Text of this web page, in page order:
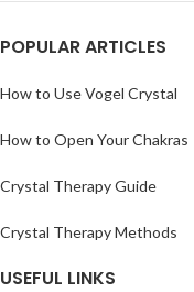
POPULAR ARTICLES
How to Use Vogel Crystal
How to Open Your Chakras
Crystal Therapy Guide
Crystal Therapy Methods
USEFUL LINKS